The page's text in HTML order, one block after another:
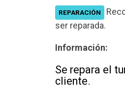
REPARACIÓN
ser reparada.
Información:
Se repara el
cliente.